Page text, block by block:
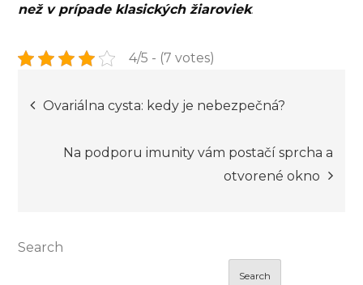
než v prípade klasických žiaroviek.
4/5 - (7 votes)
Post
navigation
Ovariálna cysta: kedy je nebezpečná?
Na podporu imunity vám postačí sprcha a
otvorené okno
Search
Search